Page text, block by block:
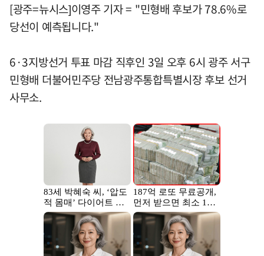
[광주=뉴시스]이영주 기자 = "민형배 후보가 78.6%로
당선이 예측됩니다."
6·3지방선거 투표 마감 직후인 3일 오후 6시 광주 서구
민형배 더불어민주당 전남광주통합특별시장 후보 선거
사무소.